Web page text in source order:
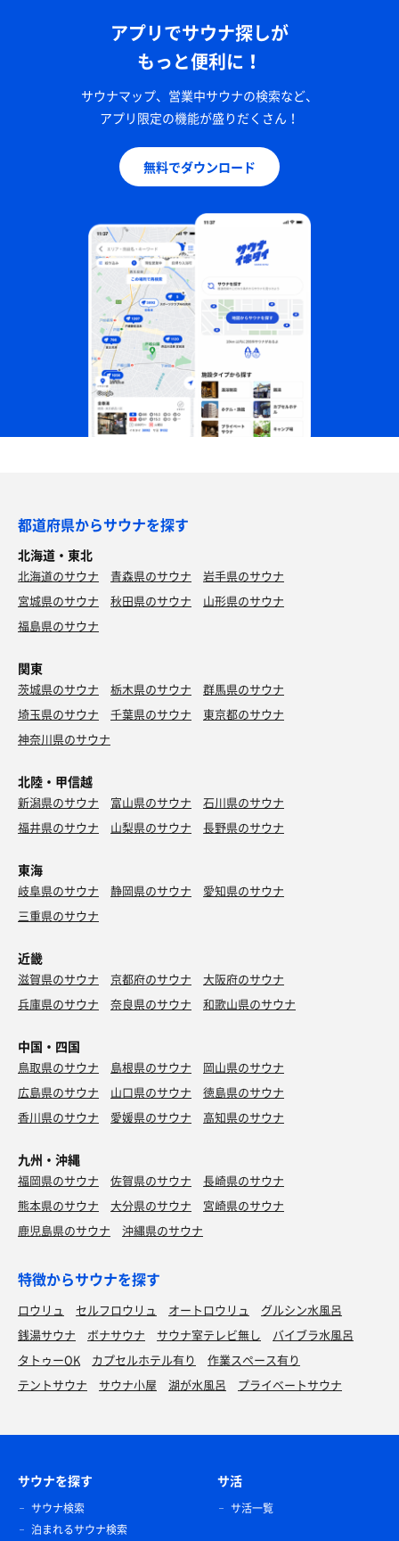
アプリでサウナ探しが
もっと便利に！
サウナマップ、営業中サウナの検索など、
アプリ限定の機能が盛りだくさん！
無料でダウンロード
都道府県からサウナを探す
北海道・東北
北海道のサウナ 青森県のサウナ
岩手県のサウナ
宮城県のサウナ
秋田県のサウナ
山形県のサウナ
福島県のサウナ
関東
茨城県のサウナ 栃木県のサウナ
群馬県のサウナ
埼玉県のサウナ
千葉県のサウナ
東京都のサウナ
神奈川県のサウナ
北陸・甲信越
新潟県のサウナ 富山県のサウナ
石川県のサウナ
福井県のサウナ
山梨県のサウナ 長野県のサウナ
東海
岐阜県のサウナ 静岡県のサウナ
愛知県のサウナ
三重県のサウナ
近畿
滋賀県のサウナ 京都府のサウナ
大阪府のサウナ
兵庫県のサウナ
奈良県のサウナ 和歌山県のサウナ
中国・四国
鳥取県のサウナ 島根県のサウナ
岡山県のサウナ
広島県のサウナ
山口県のサウナ
徳島県のサウナ
香川県のサウナ
愛媛県のサウナ 高知県のサウナ
九州・沖縄
福岡県のサウナ 佐賀県のサウナ
長崎県のサウナ
熊本県のサウナ
大分県のサウナ
宮崎県のサウナ
鹿児島県のサウナ
沖縄県のサウナ
特徴からサウナを探す
ロウリュ セルフロウリュ オートロウリュ
グルシン水風呂
銭湯サウナ
ボナサウナ サウナ室テレビ無し
バイブラ水風呂
タトゥーOK
カプセルホテル有り
作業スペース有り
テントサウナ
サウナ小屋 湖が水風呂 プライベートサウナ
サウナを探す
サウナ検索
泊まれるサウナ検索
サ活
サ活一覧